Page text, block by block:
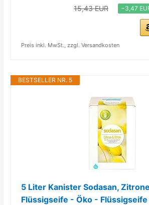
15,43 EUR −3,47
Preis inkl. MwSt., zzgl. Versandkosten
BESTSELLER NR. 5
5 Liter Kanister Sodasan,
Flüssigseife - Öko -